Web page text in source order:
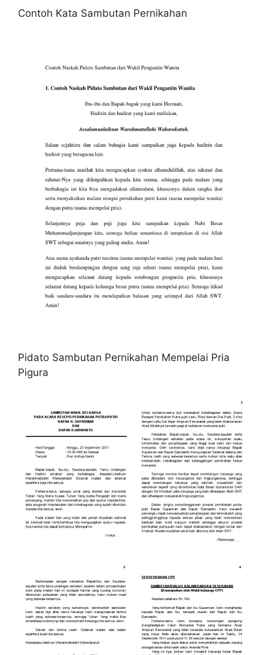
Contoh Kata Sambutan Pernikahan
Pidato Sambutan Pernikahan Mempelai Pria
Pigura